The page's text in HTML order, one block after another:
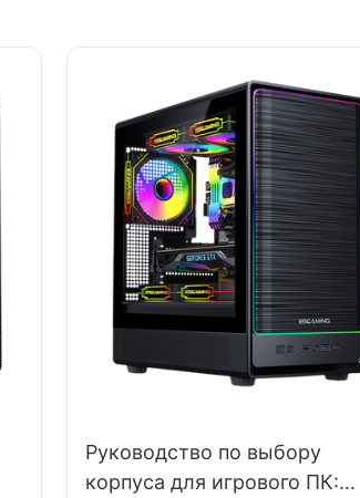
Руководство по выбору
корпуса для игрового ПК: